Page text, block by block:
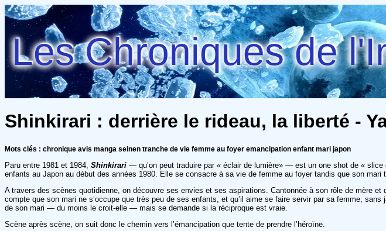
Les Chroniques de
Shinkirari : derrière le rideau, la liberté -
Mots clés : chronique avis manga seinen tranche de vie femme au foyer emancipation enfant mari japon
Paru entre 1981 et 1984, Shinkirari — qu’on peut traduire par « éclair de lumière» — est un one shot de «
enfants au Japon au début des années 1980. Elle se consacre à sa vie de femme au foyer tandis que son mari
A travers des scènes quotidienne, on découvre ses envies et ses aspirations. Cantonnée à son rôle de mère
compte que son mari ne s’occupe que très peu de ses enfants, et qu’il aime se faire servir par sa femme,
de son mari — du moins le croit-elle — mais se demande si la réciproque est vraie.
Scène après scène, on suit donc le chemin vers l’émancipation que tente de prendre l’héroïne.